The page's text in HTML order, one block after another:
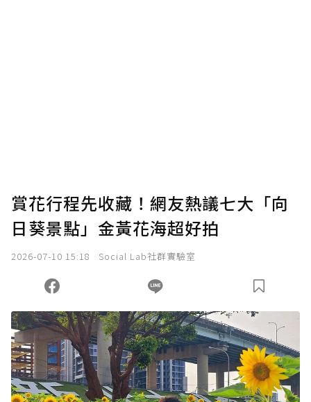
賞花行程先收藏！網友熱議七大「向
日葵景點」金黃花海超好拍
2026-07-10 15:18 Social Lab社群實驗室